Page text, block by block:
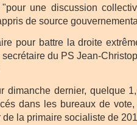
"pour une discussion
de source
pour battre la droite
du PS Jean-
dimanche dernier, quelque
dans les bureaux de
de la primaire socialiste de